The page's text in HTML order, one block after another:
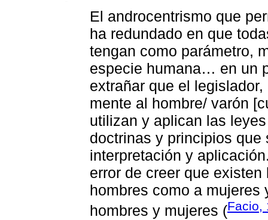
El androcentrismo que
ha redundado en que
tengan como parámetro,
especie humana… en un
extrañar que el
mente al hombre/ varón
utilizan y aplican las
doctrinas y principios
interpretación y
error de creer que
hombres como a
hombres y mujeres (Facio,